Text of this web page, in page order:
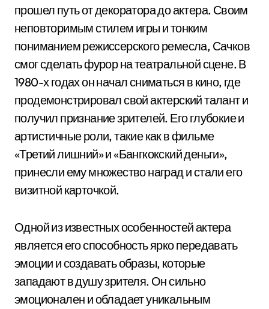
прошел путь от декоратора до актера. Своим
неповторимым стилем игры и тонким
пониманием режиссерского ремесла, Сачков
смог сделать фурор на театральной сцене. В
1980-х годах он начал сниматься в кино, где
продемонстрировал свой актерский талант и
получил признание зрителей. Его глубокие и
артистичные роли, такие как в фильме
«Третий лишний» и «Бангкокский деньги»,
принесли ему множество наград и стали его
визитной карточкой.
Одной из известных особенностей актера
является его способность ярко передавать
эмоции и создавать образы, которые
западают в душу зрителя. Он сильно
эмоционален и обладает уникальным